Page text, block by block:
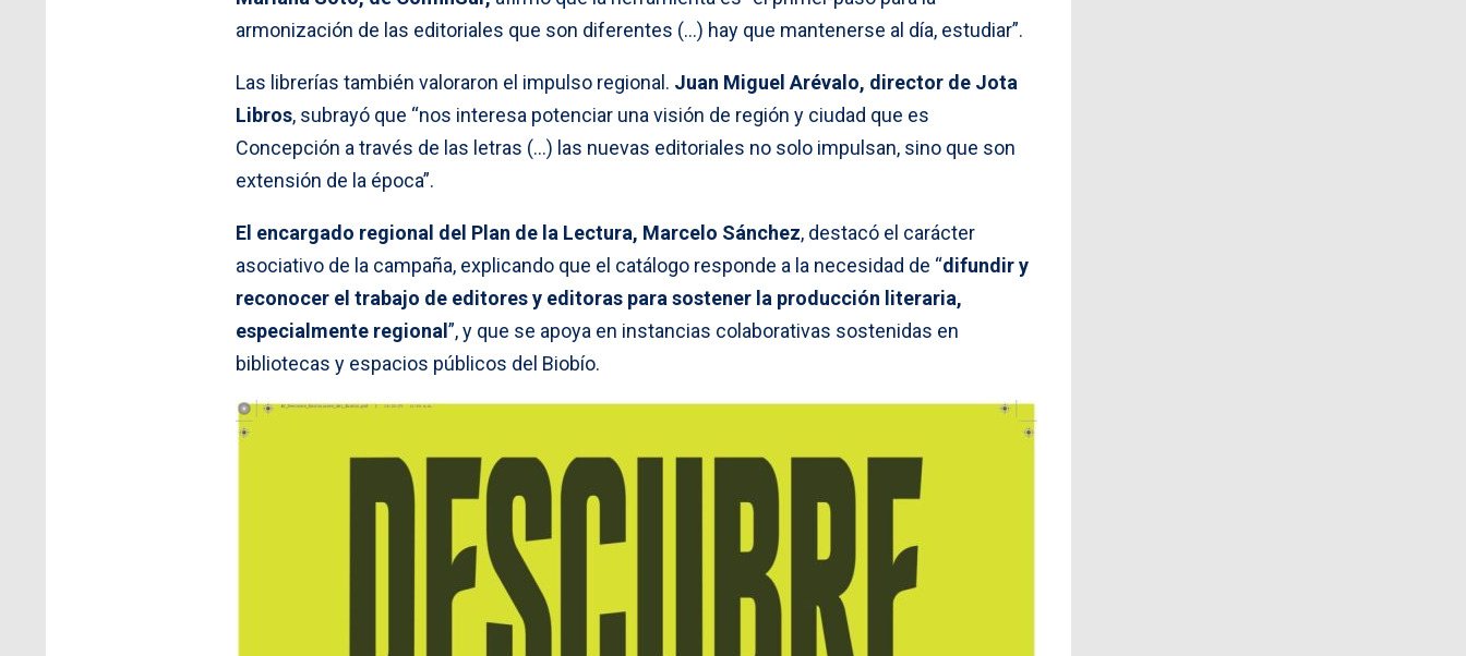
armonización de las editoriales que son diferentes (…) hay que mantenerse al día, estudiar”.
Las librerías también valoraron el impulso regional. Juan Miguel Arévalo, director de Jota
Libros, subrayó que “nos interesa potenciar una visión de región y ciudad que es
Concepción a través de las letras (…) las nuevas editoriales no solo impulsan, sino que son
extensión de la época”.
El encargado regional del Plan de la Lectura, Marcelo Sánchez, destacó el carácter
asociativo de la campaña, explicando que el catálogo responde a la necesidad de “difundir y
reconocer el trabajo de editores y editoras para sostener la producción literaria,
especialmente regional”, y que se apoya en instancias colaborativas sostenidas en
bibliotecas y espacios públicos del Biobío.